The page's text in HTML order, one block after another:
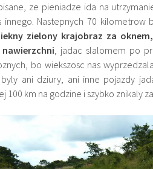
ze pieniadze ida na
innego. Nastepnych 70 kilometrow
zielony krajobraz za
, jadac slalomem po
bo wiekszosc nas
ani dziury, ani inne pojazdy
100 km na godzine i szybko znikaly